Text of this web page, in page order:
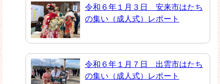
令和６年１月３日 安来市はたち
の集い（成人式）レポート
令和６年１月７日 出雲市はたち
の集い（成人式）レポート